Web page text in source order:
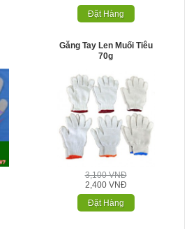
Đặt Hàng
Găng Tay Len Muối Tiêu
70g
3,100 VNĐ
2,400 VNĐ
Đặt Hàng